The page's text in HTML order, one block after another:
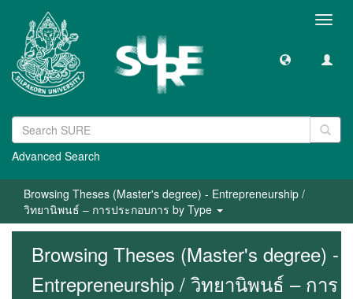
Advanced Search
Browsing Theses (Master's degree) - Entrepreneurship /
วิทยานิพนธ์ – การประกอบการ by Type
Browsing Theses (Master's degree) -
Entrepreneurship / วิทยานิพนธ์ – การ